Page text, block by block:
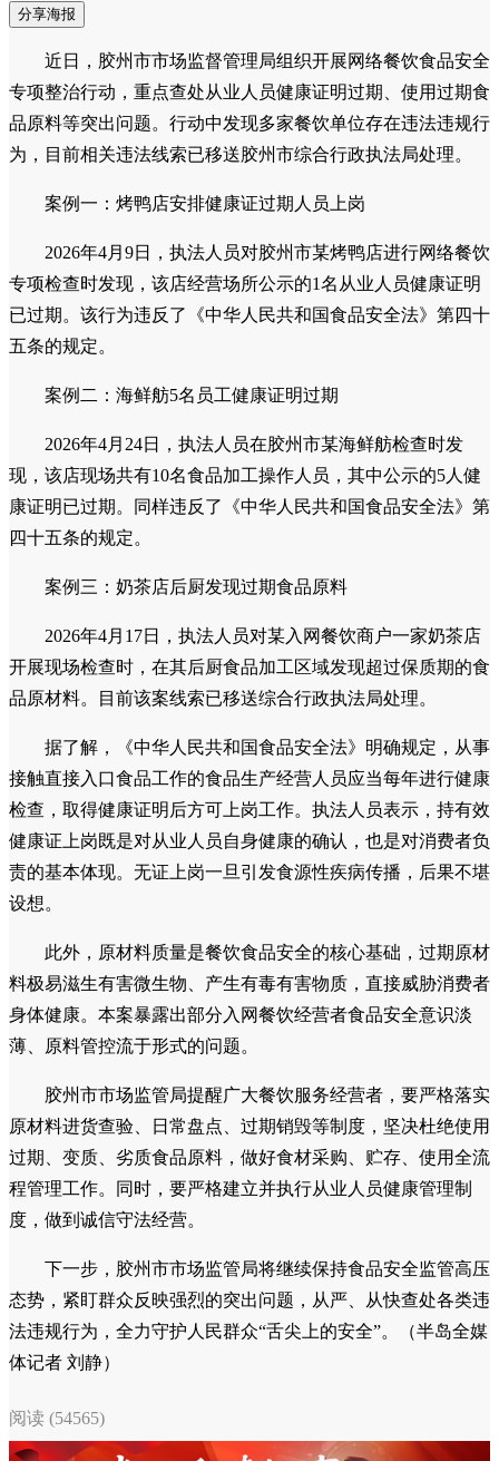
分享海报
近日，胶州市市场监督管理局组织开展网络餐饮食品安全
专项整治行动，重点查处从业人员健康证明过期、使用过期食
品原料等突出问题。行动中发现多家餐饮单位存在违法违规行
为，目前相关违法线索已移送胶州市综合行政执法局处理。
案例一：烤鸭店安排健康证过期人员上岗
2026年4月9日，执法人员对胶州市某烤鸭店进行网络餐饮
专项检查时发现，该店经营场所公示的1名从业人员健康证明
已过期。该行为违反了《中华人民共和国食品安全法》第四十
五条的规定。
案例二：海鲜舫5名员工健康证明过期
2026年4月24日，执法人员在胶州市某海鲜舫检查时发
现，该店现场共有10名食品加工操作人员，其中公示的5人健
康证明已过期。同样违反了《中华人民共和国食品安全法》第
四十五条的规定。
案例三：奶茶店后厨发现过期食品原料
2026年4月17日，执法人员对某入网餐饮商户一家奶茶店
开展现场检查时，在其后厨食品加工区域发现超过保质期的食
品原材料。目前该案线索已移送综合行政执法局处理。
据了解，《中华人民共和国食品安全法》明确规定，从事
接触直接入口食品工作的食品生产经营人员应当每年进行健康
检查，取得健康证明后方可上岗工作。执法人员表示，持有效
健康证上岗既是对从业人员自身健康的确认，也是对消费者负
责的基本体现。无证上岗一旦引发食源性疾病传播，后果不堪
设想。
此外，原材料质量是餐饮食品安全的核心基础，过期原材
料极易滋生有害微生物、产生有毒有害物质，直接威胁消费者
身体健康。本案暴露出部分入网餐饮经营者食品安全意识淡
薄、原料管控流于形式的问题。
胶州市市场监管局提醒广大餐饮服务经营者，要严格落实
原材料进货查验、日常盘点、过期销毁等制度，坚决杜绝使用
过期、变质、劣质食品原料，做好食材采购、贮存、使用全流
程管理工作。同时，要严格建立并执行从业人员健康管理制
度，做到诚信守法经营。
下一步，胶州市市场监管局将继续保持食品安全监管高压
态势，紧盯群众反映强烈的突出问题，从严、从快查处各类违
法违规行为，全力守护人民群众“舌尖上的安全”。（半岛全媒
体记者 刘静）
阅读 (54565)